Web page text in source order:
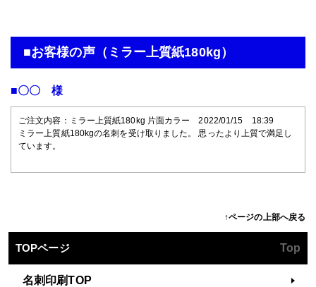
■お客様の声（ミラー上質紙180kg）
■〇〇 様
ご注文内容：ミラー上質紙180kg 片面カラー 2022/01/15 18:39
ミラー上質紙180kgの名刺を受け取りました。 思ったより上質で満足し
ています。
↑ページの上部へ戻る
TOPページ Top
名刺印刷TOP